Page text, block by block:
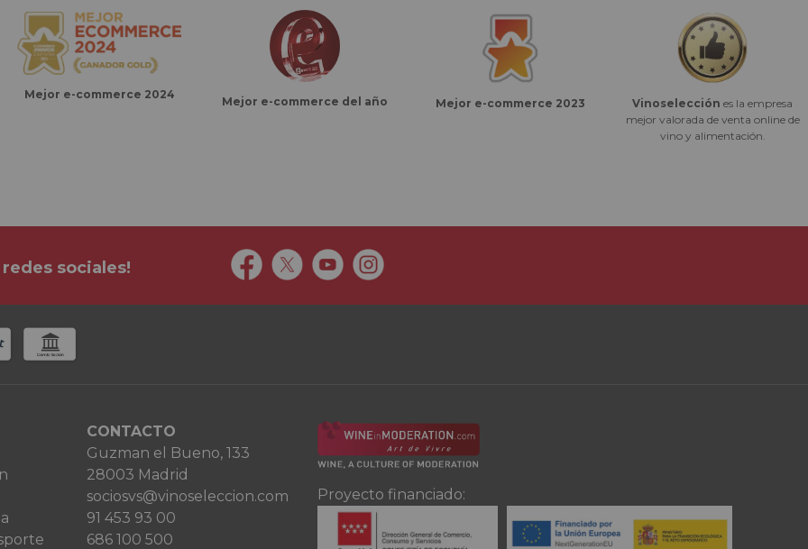
Mejor e-commerce 2024
Mejor e-commerce del año Mejor e-commerce 2023 Vinoselección es la empresa
mejor valorada de venta online de
vino y alimentación.
sociales!
CONTACTO
Guzman el Bueno, 133
28003 Madrid
sociosvs@vinoseleccion.com
91 453 93 00
686 100 500
Proyecto financiado: